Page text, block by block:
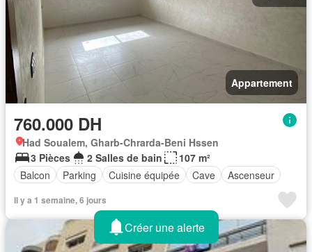
Appartement
760.000 DH
Had Soualem, Gharb-Chrarda-Beni Hssen
3 Pièces
2 Salles de bain
107 m²
Balcon
Parking Cuisine équipée Cave Ascenseur
Il y a 1 semaine, 6 jours
Créer une alerte